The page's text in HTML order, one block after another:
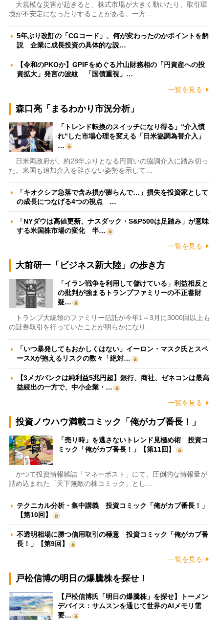
大規模な災害が起きると、株式市場が大きく動いたり、取引環
境が不安定になったりすることがある。一方…
5年ぶり改訂の「CGコード」、何が変わったのかポイントを解
説 企業に成長投資の具体的な説…
【令和のPKOか】GPIFをめぐる片山財務相の「円資産への投
資拡大」発言の波紋 「国債重視」…
一覧を見る
森口亮「まるわかり市況分析」
「トレンド転換のスイッチになり得る」“介入慣
れ”した市場心理を変える「日米協調為替介入」
…
日米両政府が、約28年ぶりとなる円買いの協調介入に踏み切っ
た。米国も追加介入を辞さない姿勢を示して…
「キオクシア急落で含み損が膨らんで…」損失を投資家として
の成長につなげる4つの視点 …
「NYダウは高値更新、ナスダック・S&P500は足踏み」が意味
する米国株市場の変化 半…
一覧を見る
大前研一「ビジネス新大陸」の歩き方
「イラン戦争を利用して儲けている」利益相反と
の批判が強まるトランプファミリーの不正蓄財
疑…
トランプ大統領のファミリー信託が今年1～3月に3000回以上も
の証券取引を行っていたことが明らかになり…
「いつ暴発してもおかしくはない」イーロン・マスク氏とスペ
ースXが抱えるリスクの数々「絶対…
【3メガバンクは純利益5兆円超】銀行、商社、ゼネコンは最高
益続出の一方で、中小企業・…
一覧を見る
投資ノウハウ満載コミック「俺がカブ番長！」
「売り時」を逃さないトレンド見極め術 投資コ
ミック「俺がカブ番長！」【第11回】
かつて投資情報雑誌「マネーポスト」にて、圧倒的な情報量が
詰め込まれた「天下無敵の株コミック」とし…
テクニカル分析・集中講義 投資コミック「俺がカブ番長！」
【第10回】
不透明相場に勝つ信用取引の極意 投資コミック「俺がカブ番
長！」【第9回】
一覧を見る
戸松信博の明日の爆騰株を探せ！
【戸松信博氏「明日の爆騰株」を探せ】トーメン
デバイス：サムスンを通じて世界のAIメモリ需
要…